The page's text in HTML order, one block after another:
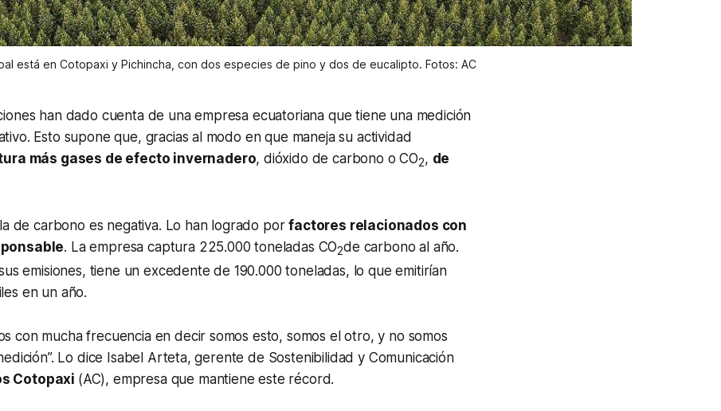
está en Cotopaxi y Pichincha, con dos especies de pino y dos de eucalipto. Fotos: AC
han dado cuenta de una empresa ecuatoriana que tiene una medición
Esto supone que, gracias al modo en que maneja su actividad
más gases de efecto invernadero, dióxido de carbono o CO2, de
de carbono es negativa. Lo han logrado porfactores relacionados con
. La empresa captura 225.000 toneladas CO2de carbono al año.
emisiones, tiene un excedente de 190.000 toneladas, lo que emitirían
en un año.
con mucha frecuencia en decir somos esto, somos el otro, y no somos
Lo dice Isabel Arteta, gerente de Sostenibilidad y Comunicación
Cotopaxi (AC), empresa que mantiene este récord.